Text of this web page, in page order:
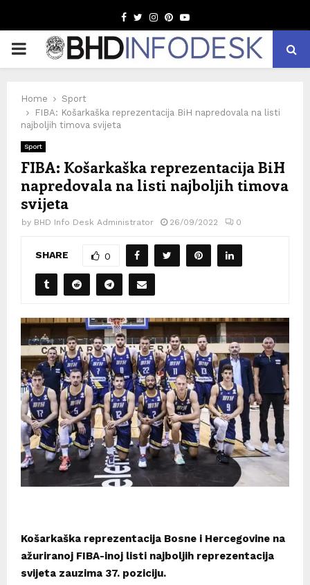
Facebook
TwitterInstagram
Pinterest
Youtube
PRIMARY
Home
Sport
FIBA: Košarkaška reprezentacija BiH napredovala na listi
najboljih timova svijeta
Sport
FIBA: Košarkaška reprezentacija BiH
napredovala na listi najboljih timova
svijeta
by BHD Info Desk Administrator 26/09/2022 0
SHARE 0
Košarkaška reprezentacija Bosne i Hercegovine na
ažuriranoj FIBA-inoj listi najboljih reprezentacija
svijeta zauzima 37. poziciju.